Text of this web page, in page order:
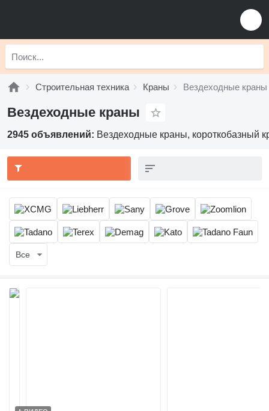
Строительная техника Краны Вездеходные краны
Вездеходные краны
2945 объявлений: Вездеходные краны, короткобазный
Все